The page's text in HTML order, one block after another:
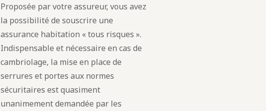
Proposée par votre assureur, vous avez
la possibilité de souscrire une
assurance habitation « tous risques ».
Indispensable et nécessaire en cas de
cambriolage, la mise en place de
serrures et portes aux normes
sécuritaires est quasiment
unanimement demandée par les